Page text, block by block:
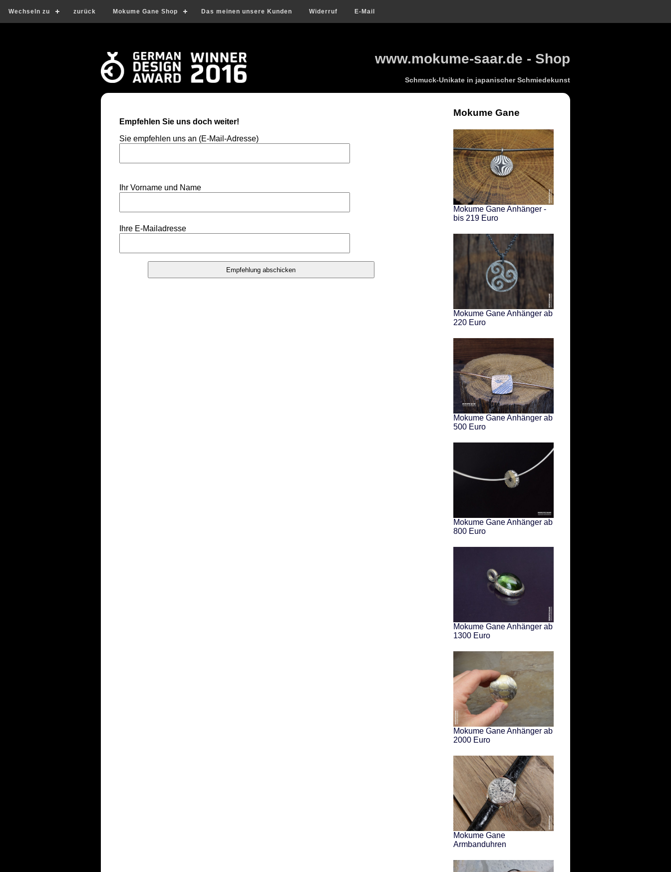
Wechseln zu zurück Mokume Gane Shop Das meinen unsere Kunden Widerruf E-Mail
www.mokume-saar.de - Shop
Schmuck-Unikate in japanischer Schmiedekunst
Empfehlen Sie uns doch weiter!
Sie empfehlen uns an (E-Mail-Adresse)
Ihr Vorname und Name
Ihre E-Mailadresse
Mokume Gane
Mokume Gane Anhänger -
bis 219 Euro
Mokume Gane Anhänger ab
220 Euro
Mokume Gane Anhänger ab
500 Euro
Mokume Gane Anhänger ab
800 Euro
Mokume Gane Anhänger ab
1300 Euro
Mokume Gane Anhänger ab
2000 Euro
Mokume Gane
Armbanduhren